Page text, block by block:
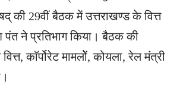
की 29वीं बैठक में उत्तराखण्ड के वित्त
पंत ने प्रतिभाग किया। बैठक की
काॅर्पोरेट मामलोें, कोयला, रेल मंत्री